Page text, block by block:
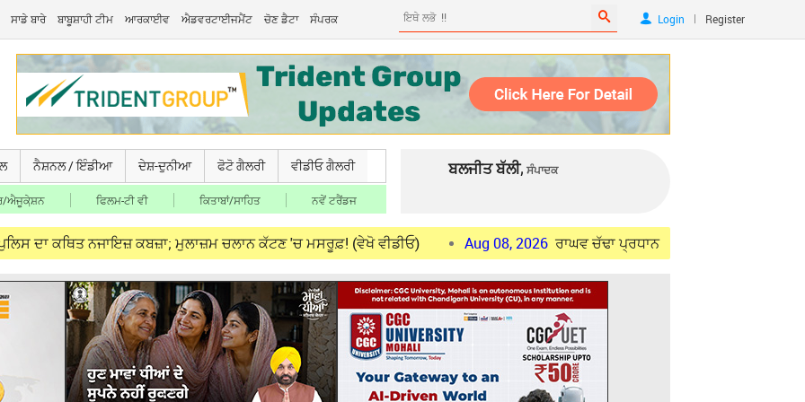
ਸਾਡੇ ਬਾਰੇ ਬਾਬੂਸ਼ਾਹੀ ਟੀਮ ਆਰਕਾਈਵ ਐਡਵਰਟਾਈਜਮੈਂਟ ਚੋਣ ਡੈਟਾ ਸੰਪਰਕ Login | Register
ਨੈਸ਼ਨਲ / ਇੰਡੀਆ ਦੇਸ਼-ਦੁਨੀਆ ਫੋਟੋ ਗੈਲਰੀ ਵੀਡੀਓ ਗੈਲਰੀ
ਐਜੂਕੇ਼ਸ਼ਨ ਫਿਲਮ-ਟੀ ਵੀ ਕਿਤਾਬਾਂ/ਸਾਹਿਤ ਨਵੇਂ ਟਰੈਂਡਜ
ਬਲਜੀਤ ਬੱਲੀ, ਸੰਪਾਦਕ
ਨਜਾਇਜ਼ ਕਬਜ਼ਾ; ਮੁਲਾਜ਼ਮ ਚਲਾਨ ਕੱਟਣ 'ਚ ਮਸਰੂਫ਼! (ਵੇਖੋ ਵੀਡੀਓ) Aug 08, 2026 ਰਾਘਵ ਚੱਢਾ ਪ੍ਰਧਾਨ ਮੰਤਰੀ ਮੋਦੀ ਨੂੰ ਮਿਲੇ, ਪੰਜਾਬ ਵਿੱਚ